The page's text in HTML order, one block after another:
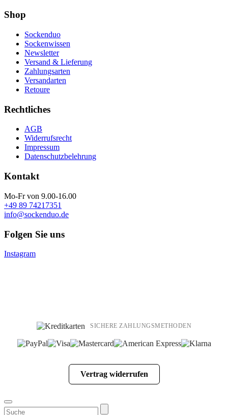
Shop
Sockenduo
Sockenwissen
Newsletter
Versand & Lieferung
Zahlungsarten
Versandarten
Retoure
Rechtliches
AGB
Widerrufsrecht
Impressum
Datenschutzbelehrung
Kontakt
Mo-Fr von 9.00-16.00
+49 89 74217351
info@sockenduo.de
Folgen Sie uns
Instagram
SICHERE ZAHLUNGSMETHODEN
Vertrag widerrufen
Suchen